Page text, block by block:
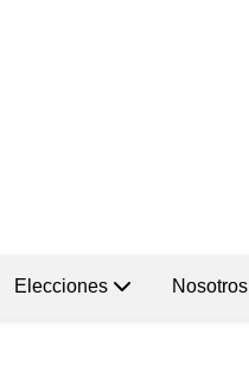
Elecciones Nosotros